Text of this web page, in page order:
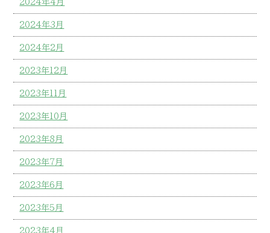
2024年4月
2024年3月
2024年2月
2023年12月
2023年11月
2023年10月
2023年8月
2023年7月
2023年6月
2023年5月
2023年4月